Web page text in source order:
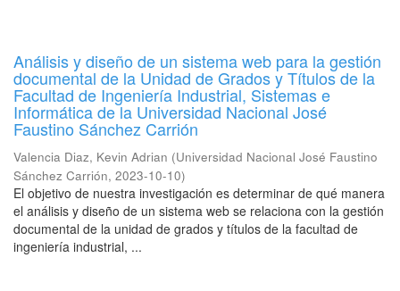
Análisis y diseño de un sistema web para la gestión
documental de la Unidad de Grados y Títulos de la
Facultad de Ingeniería Industrial, Sistemas e
Informática de la Universidad Nacional José
Faustino Sánchez Carrión
Valencia Diaz, Kevin Adrian (Universidad Nacional José Faustino
Sánchez Carrión, 2023-10-10)
El objetivo de nuestra investigación es determinar de qué manera
el análisis y diseño de un sistema web se relaciona con la gestión
documental de la unidad de grados y títulos de la facultad de
ingeniería industrial, ...